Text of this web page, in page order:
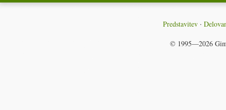
Predstavitev
© 1995—2026